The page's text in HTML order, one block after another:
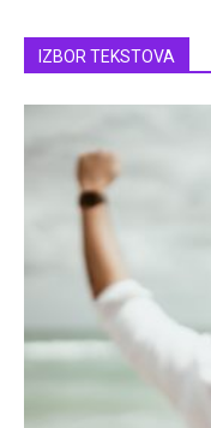
IZBOR TEKSTOVA